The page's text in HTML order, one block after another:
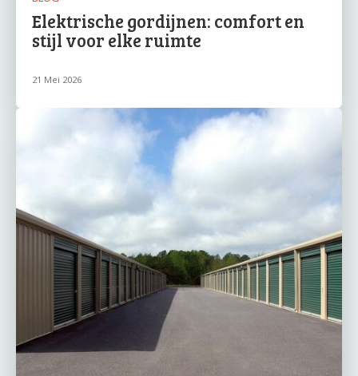
Elektrische gordijnen: comfort en
stijl voor elke ruimte
21 Mei 2026